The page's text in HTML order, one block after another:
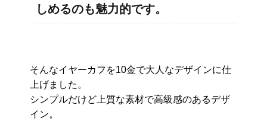
しめるのも魅力的です。
そんなイヤーカフを10金で大人なデザインに仕
上げました。
シンプルだけど上質な素材で高級感のあるデザ
イン。